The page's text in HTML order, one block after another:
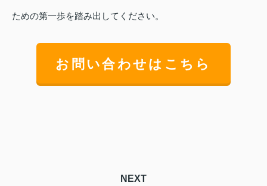
ための第一歩を踏み出してください。
お問い合わせはこちら
NEXT